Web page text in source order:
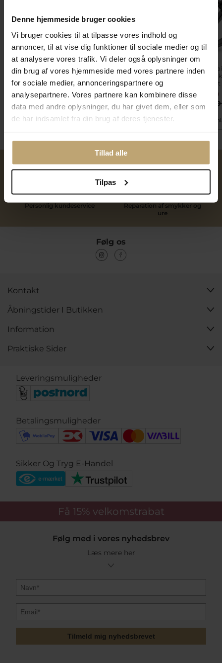
Denne hjemmeside bruger cookies
Vi bruger cookies til at tilpasse vores indhold og
annoncer, til at vise dig funktioner til sociale medier og til
at analysere vores trafik. Vi deler også oplysninger om
din brug af vores hjemmeside med vores partnere inden
for sociale medier, annonceringspartnere og
analysepartnere. Vores partnere kan kombinere disse
data med andre oplysninger, du har givet dem, eller som
de har indsamlet fra din brug af deres tjenester.
Tillad alle
Tilpas
Dream Delux ring med
brill. 0,05 ct. w/pi. 925s.
1.815,00 kr
1.452,00 kr
På fjernlager
Ring Solitaire m. ægte
rubin 0,15 ct. 14 kt.
9.315,00 kr
7.452,00 kr
På fjernlager
Ring
brillant 14
rhodineret
På
Personlig kundeservice
Reparation af smykker og
ure
Følg os
Kontakt
Åbningstider I Butikken
Information
Praktiske Sider
Leveringsmuligheder
Betalingsmuligheder
Sikker Og Tryg E-Handel
Få 15% velkomstrabat
Følg med i vores nyhedsbrev
Læs mere her
Tilmeld mig nyhedsbrevet